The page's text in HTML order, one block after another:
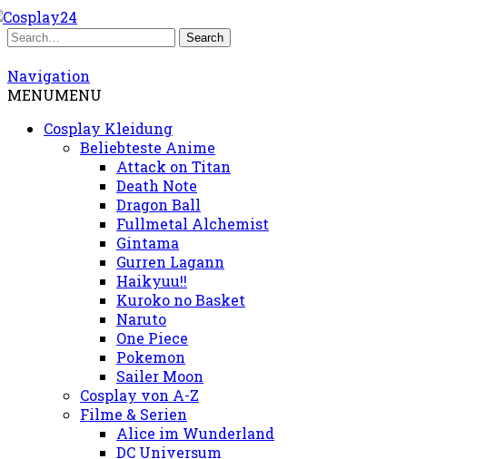
Navigation
MENUMENU
Cosplay Kleidung
Beliebteste Anime
Attack on Titan
Death Note
Dragon Ball
Fullmetal Alchemist
Gintama
Gurren Lagann
Haikyuu!!
Kuroko no Basket
Naruto
One Piece
Pokemon
Sailer Moon
Cosplay von A-Z
Filme & Serien
Alice im Wunderland
DC Universum